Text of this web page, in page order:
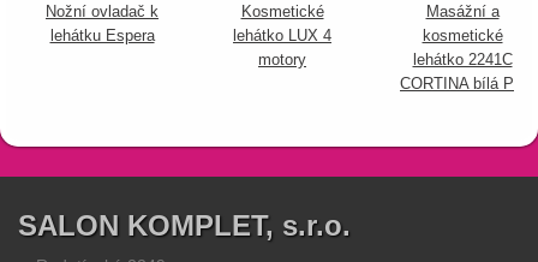
Nožní ovladač k
lehátku Espera
Kosmetické
lehátko LUX 4
motory
Masážní a
kosmetické
lehátko 2241C
CORTINA bílá PU
SALON KOMPLET, s.r.o.